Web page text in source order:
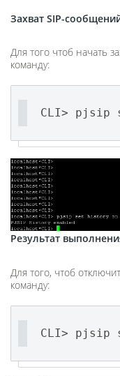
Захват SIP-
Для того чтоб начать
команду:
CLI> pjsip
Результат
Для того, чтоб
команду:
CLI>